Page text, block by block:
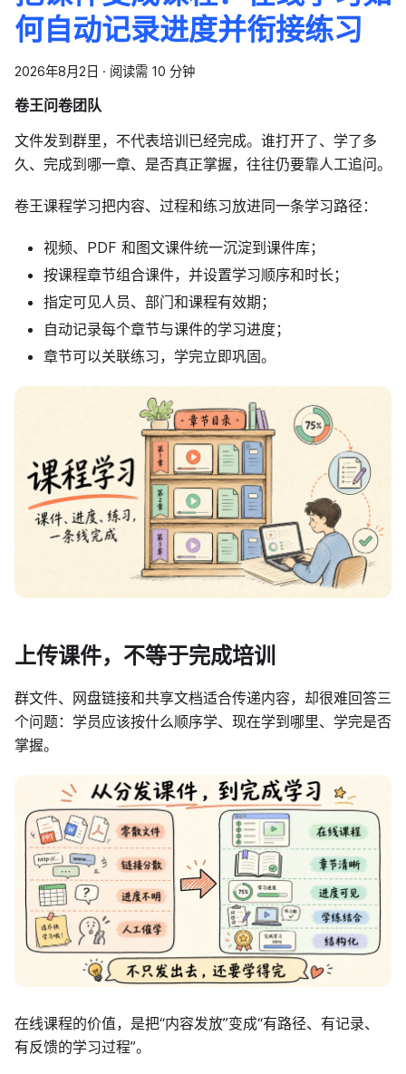
何自动记录进度并衔接练习
2026年8月2日 · 阅读需 10 分钟
卷王问卷团队
文件发到群里，不代表培训已经完成。谁打开了、学了多
久、完成到哪一章、是否真正掌握，往往仍要靠人工追问。
卷王课程学习把内容、过程和练习放进同一条学习路径：
视频、PDF 和图文课件统一沉淀到课件库；
按课程章节组合课件，并设置学习顺序和时长；
指定可见人员、部门和课程有效期；
自动记录每个章节与课件的学习进度；
章节可以关联练习，学完立即巩固。
上传课件，不等于完成培训
群文件、网盘链接和共享文档适合传递内容，却很难回答三
个问题：学员应该按什么顺序学、现在学到哪里、学完是否
掌握。
在线课程的价值，是把“内容发放”变成“有路径、有记录、
有反馈的学习过程”。